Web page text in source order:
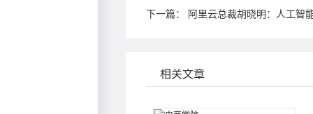
下一篇： 阿里云总裁胡晓明：人工智
相关文章